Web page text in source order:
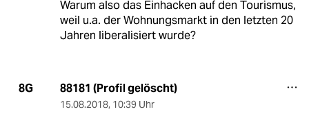
Warum also das Einhacken auf den Tourismus,
weil u.a. der Wohnungsmarkt in den letzten 20
Jahren liberalisiert wurde?
8G 88181 (Profil gelöscht)
15.08.2018, 10:39 Uhr